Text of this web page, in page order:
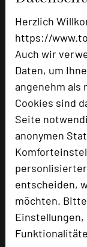
Herzlich
https://
Auch wir
Daten, um
angenehm als
Cookies sind
Seite
anonymen
entscheiden,
möchten.
Tageslicht
Klimaanlage
Raum 2+3